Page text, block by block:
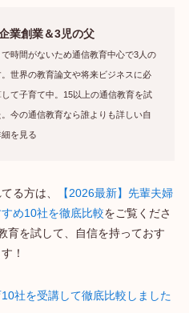
業創業＆3児の父
時間がないため通信教育中心で3人の
世界の教育論文や将来ビジネスに必
て子育て中。15以上の通信教育を試
今の通信教育なら誰よりも詳しい自
を見る
る方は、
【2026最新】先輩夫婦
め10社を徹底比較をご覧くださ
育を試して、自信を持っておす
！
社を受講して徹底比較しました